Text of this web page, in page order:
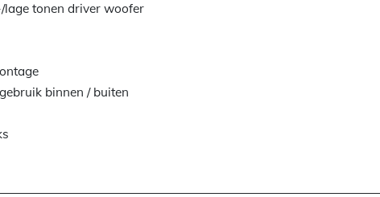
lage tonen driver woofer
binnen / buiten